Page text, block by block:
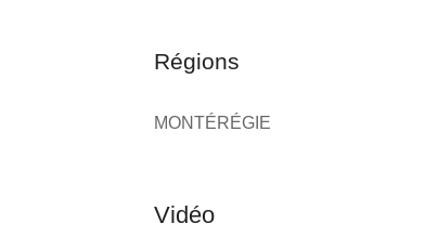
Régions
MONTÉRÉGIE